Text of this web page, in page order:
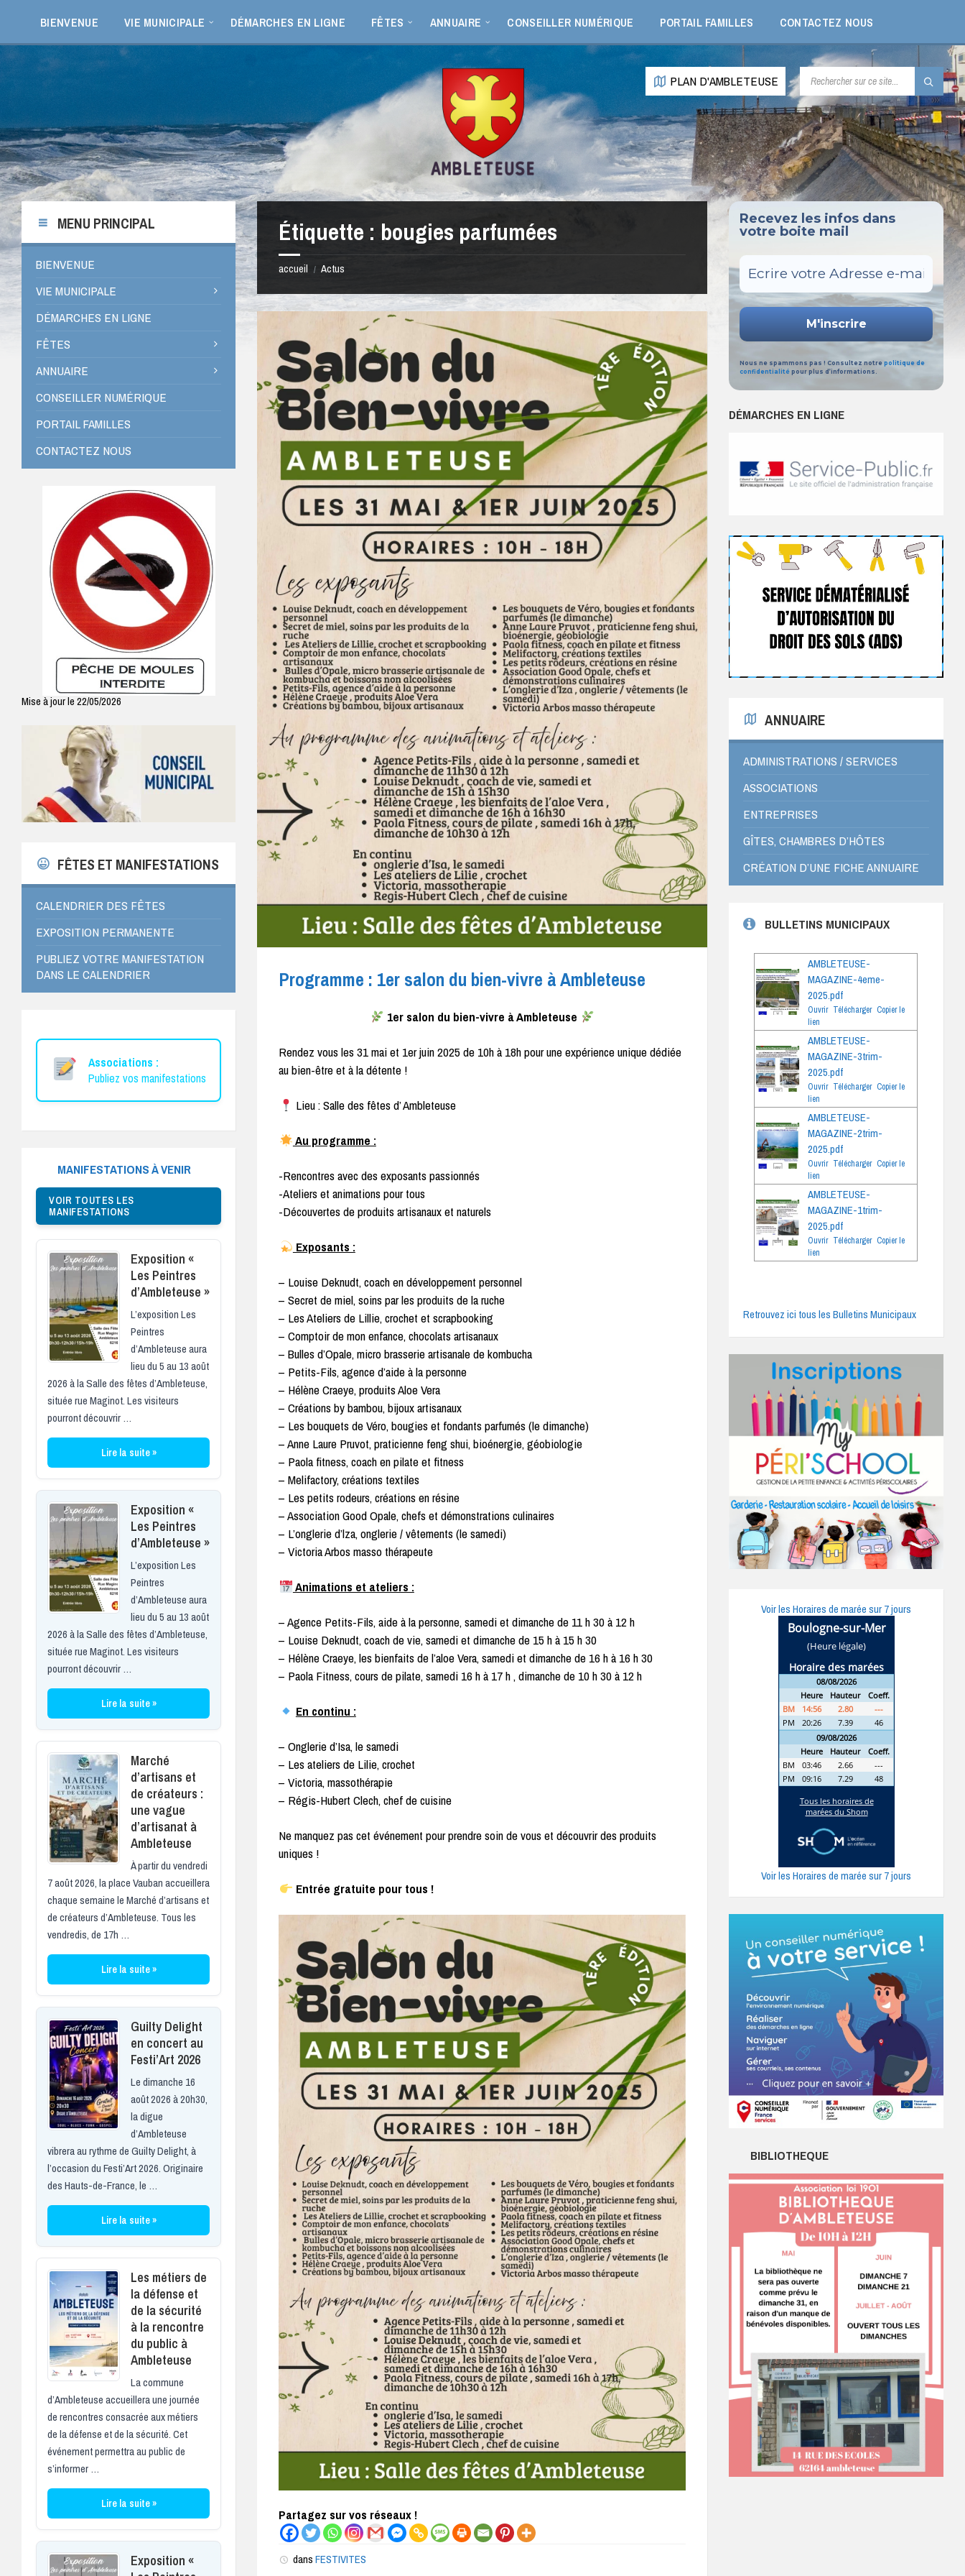
barre
latérale
barre
latérale
de
page
BIENVENUE VIE MUNICIPALE DÉMARCHES EN LIGNE FÊTES ANNUAIRE CONSEILLER NUMÉRIQUE PORTAIL FAMILLES CONTACTEZ NOUS
PLAN D'AMBLETEUSE RECHERCHE:
Étiquette : bougies parfumées
accueil / Actus
Programme : 1er salon du bien-vivre à Ambleteuse
1er salon du bien-vivre à Ambleteuse
Rendez vous les 31 mai et 1er juin 2025 de 10h à 18h pour une expérience unique dédiée
au bien-être et à la détente !
Lieu : Salle des fêtes d’ Ambleteuse
Au programme :
-Rencontres avec des exposants passionnés
-Ateliers et animations pour tous
-Découvertes de produits artisanaux et naturels
Exposants :
– Louise Deknudt, coach en développement personnel
– Secret de miel, soins par les produits de la ruche
– Les Ateliers de Lillie, crochet et scrapbooking
– Comptoir de mon enfance, chocolats artisanaux
– Bulles d’Opale, micro brasserie artisanale de kombucha
– Petits-Fils, agence d’aide à la personne
– Hélène Craeye, produits Aloe Vera
– Créations by bambou, bijoux artisanaux
– Les bouquets de Véro, bougies et fondants parfumés (le dimanche)
– Anne Laure Pruvot, praticienne feng shui, bioénergie, géobiologie
– Paola fitness, coach en pilate et fitness
– Melifactory, créations textiles
– Les petits rodeurs, créations en résine
– Association Good Opale, chefs et démonstrations culinaires
– L’onglerie d’lza, onglerie / vêtements (le samedi)
– Victoria Arbos masso thérapeute
Animations et ateliers :
– Agence Petits-Fils, aide à la personne, samedi et dimanche de 11 h 30 à 12 h
– Louise Deknudt, coach de vie, samedi et dimanche de 15 h à 15 h 30
– Hélène Craeye, les bienfaits de l’aloe Vera, samedi et dimanche de 16 h à 16 h 30
– Paola Fitness, cours de pilate, samedi 16 h à 17 h , dimanche de 10 h 30 à 12 h
En continu :
– Onglerie d’Isa, le samedi
– Les ateliers de Lilie, crochet
– Victoria, massothérapie
– Régis-Hubert Clech, chef de cuisine
Ne manquez pas cet événement pour prendre soin de vous et découvrir des produits
uniques !
Entrée gratuite pour tous !
Partagez sur vos réseaux !
dansFESTIVITES
MENU PRINCIPAL
BIENVENUE
VIE MUNICIPALE
DÉMARCHES EN LIGNE
FÊTES
ANNUAIRE
CONSEILLER NUMÉRIQUE
PORTAIL FAMILLES
CONTACTEZ NOUS
Mise à jour le 22/05/2026
FÊTES ET MANIFESTATIONS
CALENDRIER DES FÊTES
EXPOSITION PERMANENTE
PUBLIEZ VOTRE MANIFESTATION
DANS LE CALENDRIER
Associations :
Publiez vos manifestations
MANIFESTATIONS À VENIR
VOIR TOUTES LES
MANIFESTATIONS
Exposition «
Les Peintres
d’Ambleteuse »
L’exposition Les
Peintres
d’Ambleteuse aura
lieu du 5 au 13 août
2026 à la Salle des fêtes d’Ambleteuse,
située rue Maginot. Les visiteurs
pourront découvrir …
Lire la suite »
Exposition «
Les Peintres
d’Ambleteuse »
L’exposition Les
Peintres
d’Ambleteuse aura
lieu du 5 au 13 août
2026 à la Salle des fêtes d’Ambleteuse,
située rue Maginot. Les visiteurs
pourront découvrir …
Lire la suite »
Marché
d’artisans et
de créateurs :
une vague
d’artisanat à
Ambleteuse
À partir du vendredi
7 août 2026, la place Vauban accueillera
chaque semaine le Marché d’artisans et
de créateurs d’Ambleteuse. Tous les
vendredis, de 17h …
Lire la suite »
Guilty Delight
en concert au
Festi’Art 2026
Le dimanche 16
août 2026 à 20h30,
la digue
d’Ambleteuse
vibrera au rythme de Guilty Delight, à
l’occasion du Festi’Art 2026. Originaire
des Hauts-de-France, le …
Lire la suite »
Les métiers de
la défense et
de la sécurité
à la rencontre
du public à
Ambleteuse
La commune
d’Ambleteuse accueillera une journée
de rencontres consacrée aux métiers
de la défense et de la sécurité. Cet
événement permettra au public de
s’informer …
Lire la suite »
Exposition «
Recevez les infos dans
votre boite mail
Nous ne spammons pas ! Consultez notre politique de
confidentialité pour plus d’informations.
DÉMARCHES EN LIGNE
ANNUAIRE
ADMINISTRATIONS / SERVICES
ASSOCIATIONS
ENTREPRISES
GÎTES, CHAMBRES D’HÔTES
CRÉATION D’UNE FICHE ANNUAIRE
BULLETINS MUNICIPAUX
AMBLETEUSE-
MAGAZINE-4eme-
2025.pdf
Ouvrir Télécharger Copier le
lien
AMBLETEUSE-
MAGAZINE-3trim-
2025.pdf
Ouvrir Télécharger Copier le
lien
AMBLETEUSE-
MAGAZINE-2trim-
2025.pdf
Ouvrir Télécharger Copier le
lien
AMBLETEUSE-
MAGAZINE-1trim-
2025.pdf
Ouvrir Télécharger Copier le
lien
Retrouvez ici tous les Bulletins Municipaux
Voir les Horaires de marée sur 7 jours
Voir les Horaires de marée sur 7 jours
BIBLIOTHEQUE